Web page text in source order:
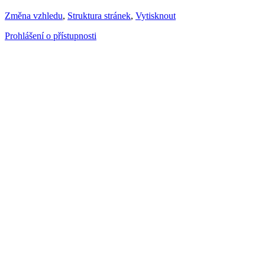
Změna vzhledu, Struktura stránek, Vytisknout
Prohlášení o přístupnosti